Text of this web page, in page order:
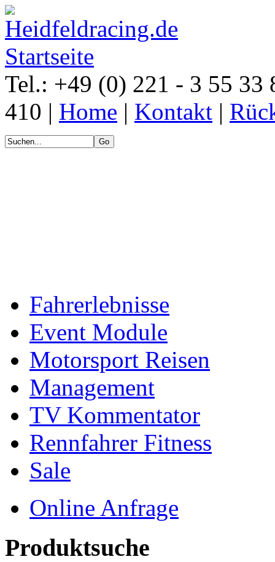
Tel.: +49 (0) 221 - 3 55 33
410 | Home | Kontakt |
Fahrerlebnisse
Event Module
Motorsport Reisen
Management
TV Kommentator
Rennfahrer Fitness
Sale
Online Anfrage
Produktsuche